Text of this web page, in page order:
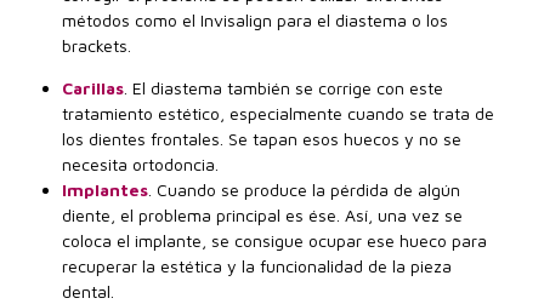
métodos como el Invisalign para el diastema o los
brackets.
Carillas . El diastema también se corrige con este
tratamiento estético, especialmente cuando se trata de
los dientes frontales. Se tapan esos huecos y no se
necesita ortodoncia.
Implantes . Cuando se produce la pérdida de algún
diente, el problema principal es ése. Así, una vez se
coloca el implante, se consigue ocupar ese hueco para
recuperar la estética y la funcionalidad de la pieza
dental.